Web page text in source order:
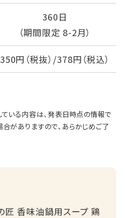
360日
（期間限定 8-2月）
350円（税抜）/378円（税込）
いる内容は、発表日時点の情報で
がありますので、あらかじめご了
匠 香味油鍋用スープ 鶏